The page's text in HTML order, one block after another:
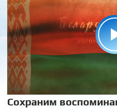
Сохраним